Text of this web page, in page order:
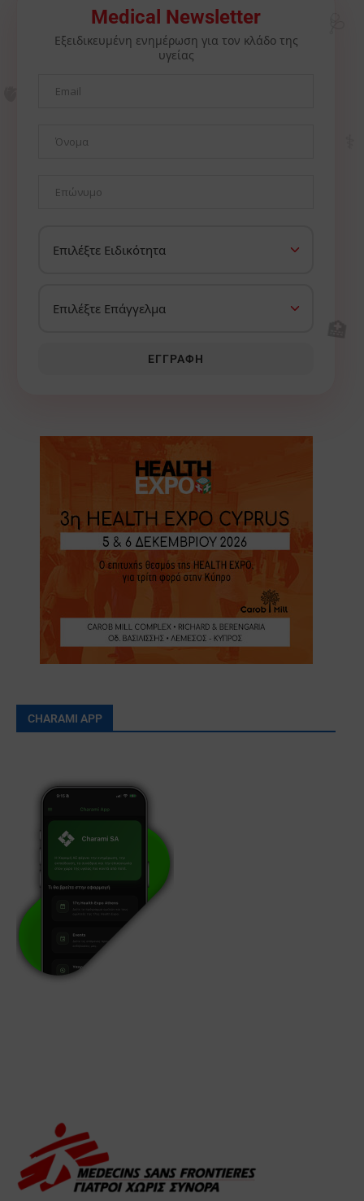
Medical Newsletter
Εξειδικευμένη ενημέρωση για τον κλάδο της
υγείας
ΕΓΓΡΑΦΉ
CHARAMI APP